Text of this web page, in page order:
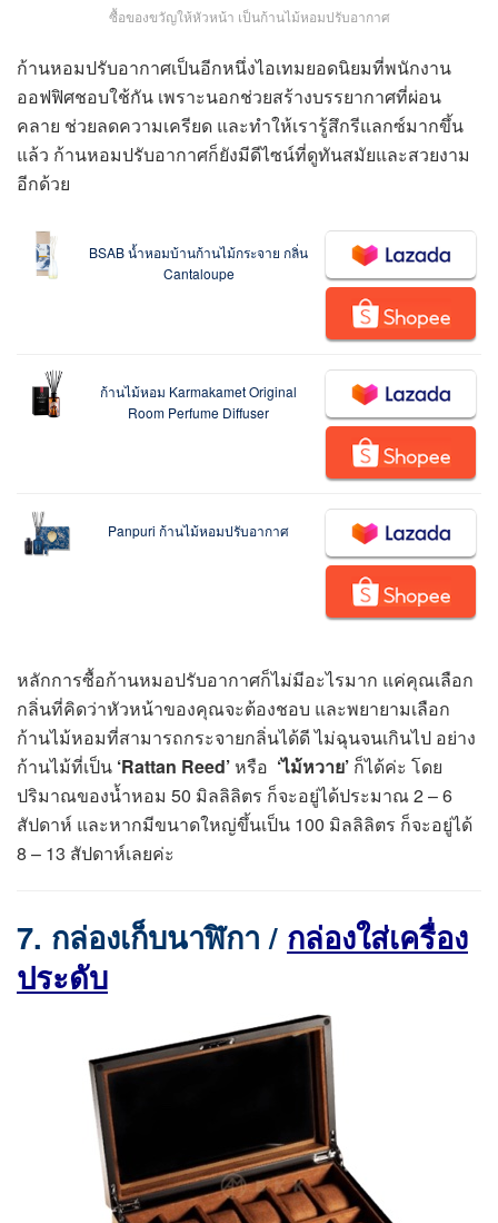
ซื้อของขวัญให้หัวหน้า เป็นก้านไม้หอมปรับอากาศ
ก้านหอมปรับอากาศเป็นอีกหนึ่งไอเทมยอดนิยมที่พนักงาน
ออฟฟิศชอบใช้กัน เพราะนอกช่วยสร้างบรรยากาศที่ผ่อน
คลาย ช่วยลดความเครียด และทำให้เรารู้สึกรีแลกซ์มากขึ้น
แล้ว ก้านหอมปรับอากาศก็ยังมีดีไซน์ที่ดูทันสมัยและสวยงาม
อีกด้วย
BSAB น้ำหอมบ้านก้านไม้กระจาย กลิ่น
Cantaloupe
ก้านไม้หอม Karmakamet Original
Room Perfume Diffuser
Panpuri ก้านไม้หอมปรับอากาศ
หลักการซื้อก้านหมอปรับอากาศก็ไม่มีอะไรมาก แค่คุณเลือก
กลิ่นที่คิดว่าหัวหน้าของคุณจะต้องชอบ และพยายามเลือก
ก้านไม้หอมที่สามารถกระจายกลิ่นได้ดี ไม่ฉุนจนเกินไป อย่าง
ก้านไม้ที่เป็น ‘Rattan Reed’หรือ ‘ไม้หวาย’ ก็ได้ค่ะ โดย
ปริมาณของน้ำหอม 50 มิลลิลิตร ก็จะอยู่ได้ประมาณ 2 – 6
สัปดาห์ และหากมีขนาดใหญ่ขึ้นเป็น 100 มิลลิลิตร ก็จะอยู่ได้
8 – 13 สัปดาห์เลยค่ะ
7. กล่องเก็บนาฬิกา / กล่องใส่เครื่อง
ประดับ